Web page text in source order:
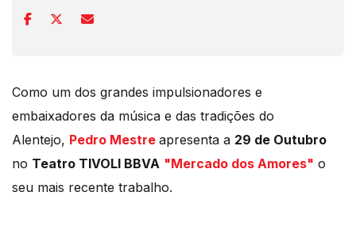
Como um dos grandes impulsionadores e
embaixadores da música e das tradições do
Alentejo, Pedro Mestre apresenta a 29 de Outubro
no Teatro TIVOLI BBVA "Mercado dos Amores" o
seu mais recente trabalho.